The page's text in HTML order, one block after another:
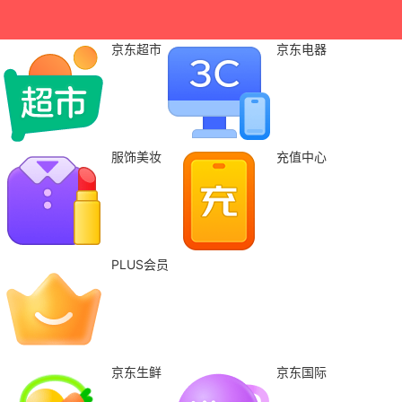
京东超市 京东电器
服饰美妆 充值中心
PLUS会员
京东生鲜 京东国际